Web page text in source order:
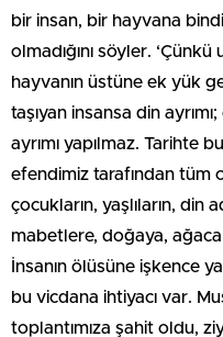
bir insan, bir hayvana
olmadığını söyler.
hayvanın üstüne ek yük
taşıyan insansa din
ayrımı yapılmaz. Tarihte
efendimiz tarafından tüm
çocukların, yaşlıların, din
mabetlere, doğaya,
İnsanın ölüsüne işkence
bu vicdana ihtiyacı var.
toplantımıza şahit oldu,